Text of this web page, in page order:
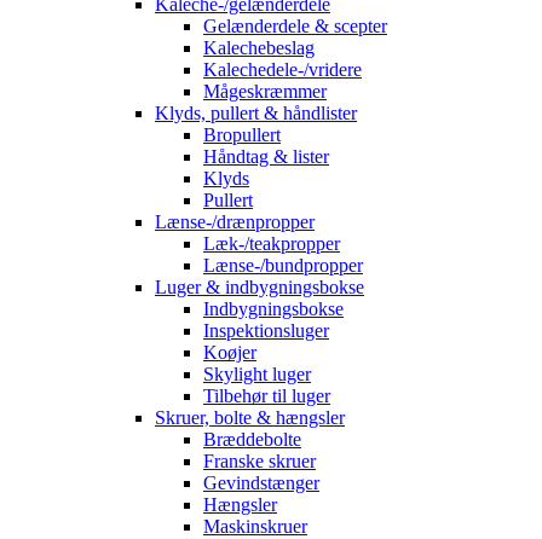
Kaleche-/gelænderdele
Gelænderdele & scepter
Kalechebeslag
Kalechedele-/vridere
Mågeskræmmer
Klyds, pullert & håndlister
Bropullert
Håndtag & lister
Klyds
Pullert
Lænse-/drænpropper
Læk-/teakpropper
Lænse-/bundpropper
Luger & indbygningsbokse
Indbygningsbokse
Inspektionsluger
Koøjer
Skylight luger
Tilbehør til luger
Skruer, bolte & hængsler
Bræddebolte
Franske skruer
Gevindstænger
Hængsler
Maskinskruer